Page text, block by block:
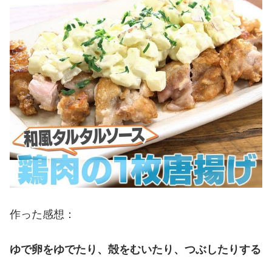
作った感想：
ゆで卵をゆでたり、殻をむいたり、つぶしたりする